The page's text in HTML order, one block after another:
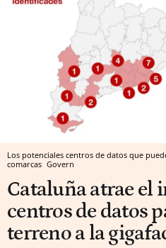
Los potenciales centros de datos que
comarcas Govern
Cataluña atrae el
centros de datos
terreno a la